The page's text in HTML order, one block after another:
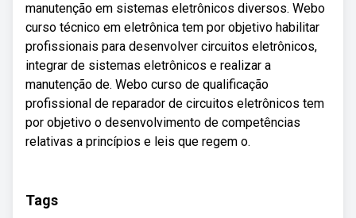
manutenção em sistemas eletrônicos diversos. Webo
curso técnico em eletrônica tem por objetivo habilitar
profissionais para desenvolver circuitos eletrônicos,
integrar de sistemas eletrônicos e realizar a
manutenção de. Webo curso de qualificação
profissional de reparador de circuitos eletrônicos tem
por objetivo o desenvolvimento de competências
relativas a princípios e leis que regem o.
Tags